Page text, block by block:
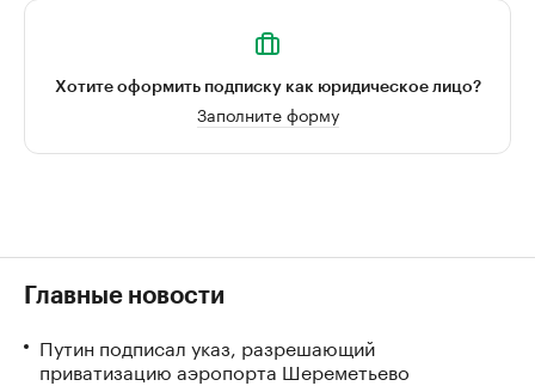
Хотите оформить подписку как юридическое лицо?
Заполните форму
Главные новости
Путин подписал указ, разрешающий
приватизацию аэропорта Шереметьево